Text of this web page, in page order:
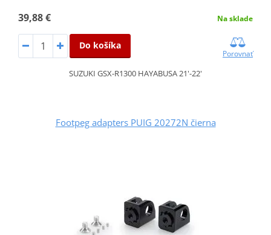
39,88 € Na sklade
Do košíka
Porovnať
SUZUKI GSX-R1300 HAYABUSA 21'-22'
Footpeg adapters PUIG 20272N čierna